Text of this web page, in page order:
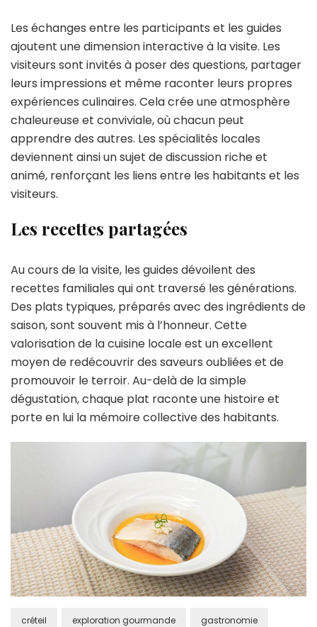
Les échanges entre les participants et les guides
ajoutent une dimension interactive à la visite. Les
visiteurs sont invités à poser des questions, partager
leurs impressions et même raconter leurs propres
expériences culinaires. Cela crée une atmosphère
chaleureuse et conviviale, où chacun peut
apprendre des autres. Les spécialités locales
deviennent ainsi un sujet de discussion riche et
animé, renforçant les liens entre les habitants et les
visiteurs.
Les recettes partagées
Au cours de la visite, les guides dévoilent des
recettes familiales qui ont traversé les générations.
Des plats typiques, préparés avec des ingrédients de
saison, sont souvent mis à l’honneur. Cette
valorisation de la cuisine locale est un excellent
moyen de redécouvrir des saveurs oubliées et de
promouvoir le terroir. Au-delà de la simple
dégustation, chaque plat raconte une histoire et
porte en lui la mémoire collective des habitants.
créteil exploration gourmande gastronomie